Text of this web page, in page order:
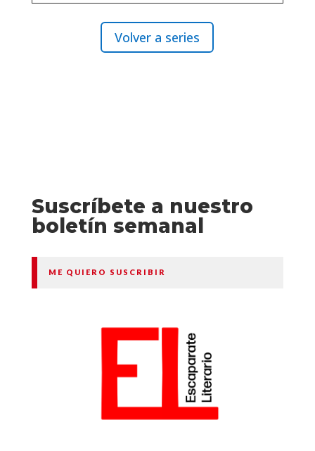
Volver a series
Suscríbete a nuestro
boletín semanal
ME QUIERO SUSCRIBIR